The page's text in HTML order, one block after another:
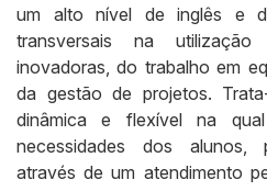
um alto nível de inglês e
transversais na
inovadoras, do trabalho em
da gestão de projetos.
dinâmica e flexível na
necessidades dos alunos,
através de um atendimento